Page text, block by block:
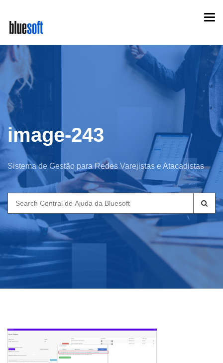
main
content
image-243
Sistema de Gestão para Redes Varejistas e Atacadistas
Search
for: